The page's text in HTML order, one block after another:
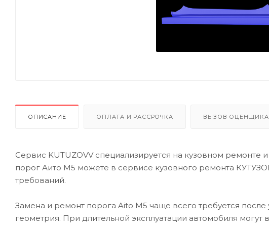
ОПИСАНИЕ ОПЛАТА И РАССРОЧКА ВЫЗОВ ОЦЕНЩИКА
Сервис KUTUZOVV специализируется на кузовном ремонте
порог Аито М5 можете в сервисе кузовного ремонта
требований.
Замена и ремонт порога Aito M5 чаще всего требуется
геометрия. При длительной эксплуатации автомобиля могут